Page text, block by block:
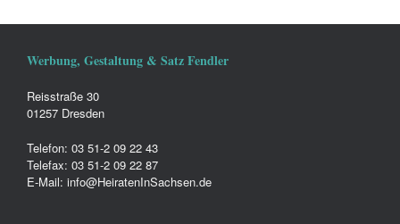
Werbung, Gestaltung & Satz Fendler
Reisstraße 30
01257 Dresden
Telefon: 03 51-2 09 22 43
Telefax: 03 51-2 09 22 87
E-Mail: info@HeiratenInSachsen.de